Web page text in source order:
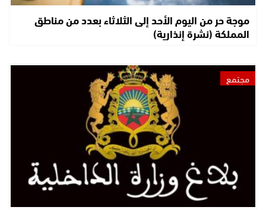
موجة حر من اليوم الأحد إلى الثلاثاء بعدد من مناطق
المملكة (نشرة إنذارية)
مجتمع